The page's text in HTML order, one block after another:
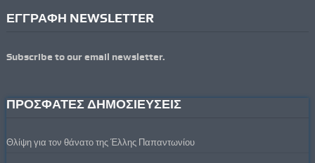
ΕΓΓΡΑΦΗ NEWSLETTER
Subscribe to our email newsletter.
ΠΡΟΣΦΑΤΕΣ ΔΗΜΟΣΙΕΥΣΕΙΣ
Θλίψη για τον θάνατο της Έλλης Παπαντωνίου